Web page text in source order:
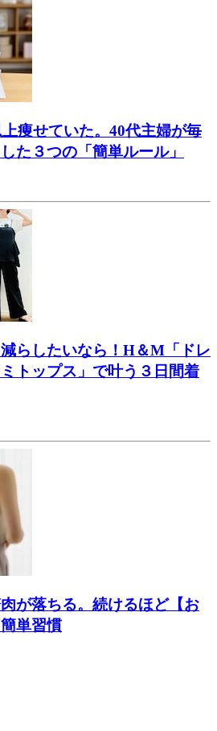
痩せていた。40代主婦が毎
た３つの「簡単ルール」
らしたいなら！H＆M「ドレ
トップス」で叶う３日間着
が落ちる。続けるほど【お
単習慣